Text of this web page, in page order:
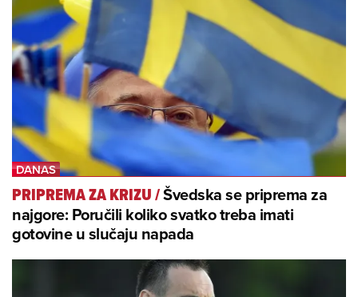
PRIPREMA ZA KRIZU/Švedska se priprema za
najgore: Poručili koliko svatko treba imati
gotovine u slučaju napada